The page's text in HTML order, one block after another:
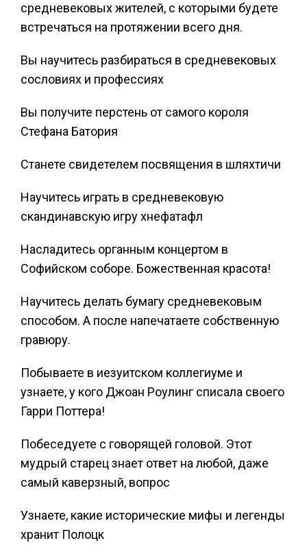
средневековых жителей, с которыми будете
встречаться на протяжении всего дня.
Вы научитесь разбираться в средневековых
сословиях и профессиях
Вы получите перстень от самого короля
Стефана Батория
Станете свидетелем посвящения в шляхтичи
Научитесь играть в средневековую
скандинавскую игру хнефатафл
Насладитесь органным концертом в
Софийском соборе. Божественная красота!
Научитесь делать бумагу средневековым
способом. А после напечатаете собственную
гравюру.
Побываете в иезуитском коллегиуме и
узнаете, у кого Джоан Роулинг списала своего
Гарри Поттера!
Побеседуете с говорящей головой. Этот
мудрый старец знает ответ на любой, даже
самый каверзный, вопрос
Узнаете, какие исторические мифы и легенды
хранит Полоцк